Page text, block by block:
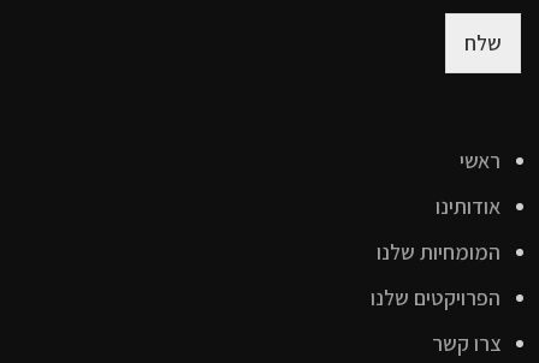
שלח
ראשי
אודותינו
המומחיות שלנו
הפרויקטים שלנו
צרו קשר